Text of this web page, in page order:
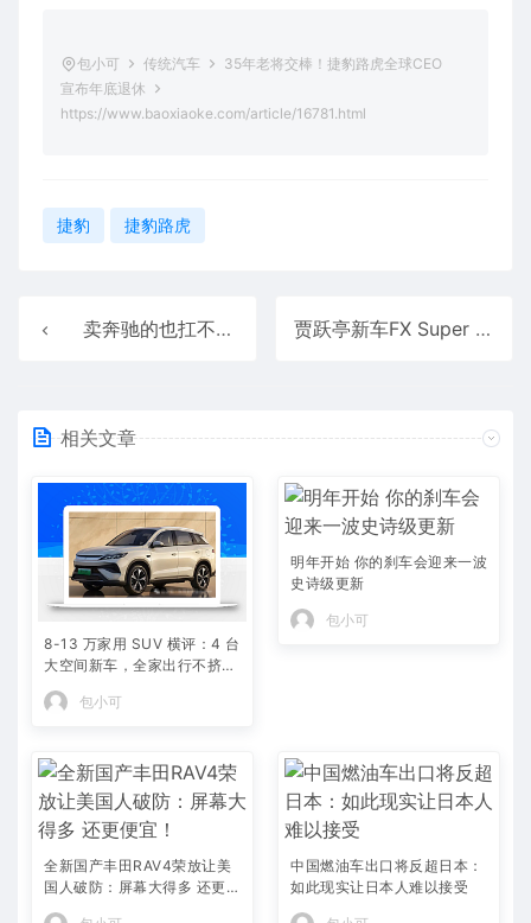
包小可 传统汽车
35年老将交棒！捷豹路虎全球CEO
宣布年底退休
https://www.baoxiaoke.com/article/16781.html
捷豹 捷豹路虎
卖奔驰的也扛不住了！多名车主反馈购车的4S店被奔驰终止授权 贾跃亭新车FX Super One启动试制生产阶段：零部件摆满地 人工组装
相关文章
8-13 万家用 SUV 横评：4 台
大空间新车，全家出行不挤不
憋屈
包小可
明年开始 你的刹车会迎来一波
史诗级更新
包小可
全新国产丰田RAV4荣放让美
国人破防：屏幕大得多 还更便
宜！
中国燃油车出口将反超日本：
如此现实让日本人难以接受